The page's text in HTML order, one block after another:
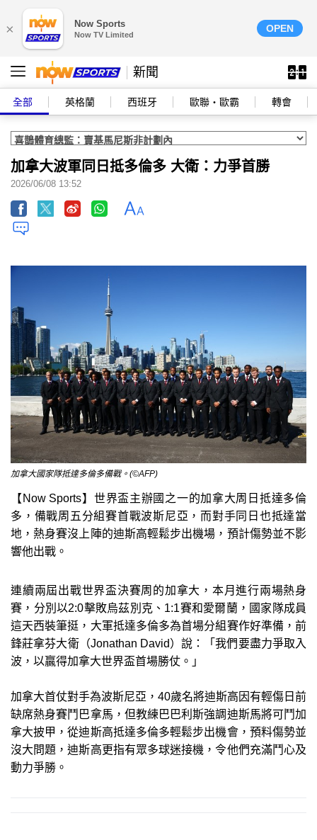
× Now Sports
Now TV Limited
OPEN
新聞
全部 英格蘭 西班牙 歐聯‧歐霸 轉會
加拿大波軍同日抵多倫多 大衛：力爭首勝
2026/06/08 13:52
加拿大國家隊抵達多倫多備戰。(©AFP)
【Now Sports】世界盃主辦國之一的加拿大周日抵達多倫
多，備戰周五分組賽首戰波斯尼亞，而對手同日也抵達當
地，熱身賽沒上陣的迪斯高輕鬆步出機場，預計傷勢並不影
響他出戰。
連續兩屆出戰世界盃決賽周的加拿大，本月進行兩場熱身
賽，分別以2:0擊敗烏茲別克、1:1賽和愛爾蘭，國家隊成員
這天西裝筆挺，大軍抵達多倫多為首場分組賽作好準備，前
鋒莊拿芬大衛（Jonathan David）說：「我們要盡力爭取入
波，以贏得加拿大世界盃首場勝仗。」
加拿大首仗對手為波斯尼亞，40歲名將迪斯高因有輕傷日前
缺席熱身賽鬥巴拿馬，但教練巴巴利斯強調迪斯馬將可鬥加
拿大披甲，從迪斯高抵達多倫多輕鬆步出機會，預料傷勢並
沒大問題，迪斯高更指有眾多球迷接機，令他們充滿鬥心及
動力爭勝。